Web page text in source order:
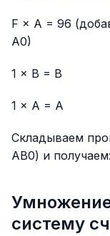
F × A = 96
A0)
1 × B = B
1 × A = A
Складываем
AB0) и
систему